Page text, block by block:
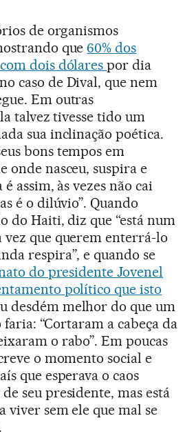
de organismos
que60% dos
dois dólarespor dia
caso de Dival, que nem
Em outras
talvez tivesse tido um
sua inclinação poética.
bons tempos em
onde nasceu, suspira e
assim, às vezes não cai
é o dilúvio”. Quando
do Haiti, diz que “está num
vez que querem enterrá-lo
respira”, e quando se
do presidente Jovenel
político que isto
desdém melhor do que um
“Cortaram a cabeça da
o rabo”. Em poucas
o momento social e
que esperava o caos
seu presidente, mas está
viver sem ele que mal se